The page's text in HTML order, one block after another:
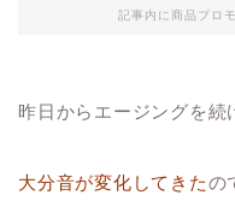
記事内に商品プロ
昨日からエージングを続
大分音が変化してきたの